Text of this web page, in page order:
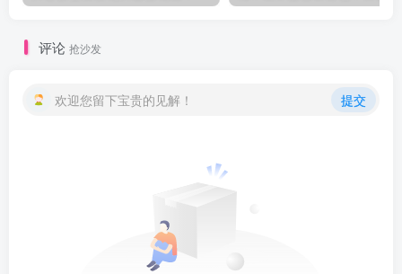
评论 抢沙发
欢迎您留下宝贵的见解！ 提交